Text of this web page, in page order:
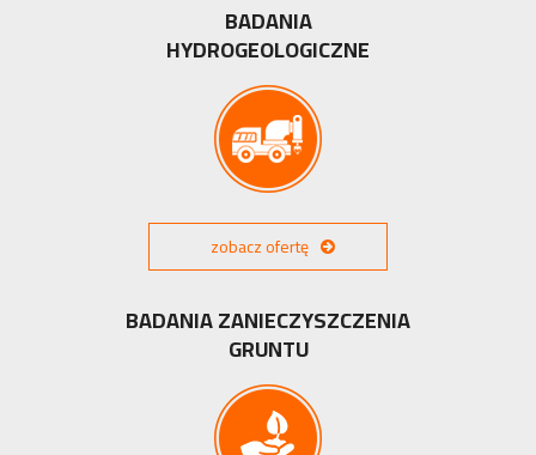
BADANIA
HYDROGEOLOGICZNE
zobacz ofertę
BADANIA ZANIECZYSZCZENIA
GRUNTU